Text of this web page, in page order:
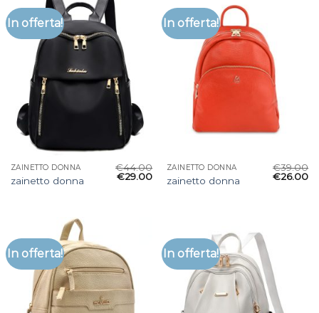
In offerta!
ZAINETTO DONNA
zainetto donna
€44.00
€29.00
In offerta!
ZAINETTO DONNA
zainetto donna
€39.00
€26.00
In offerta! In offerta!